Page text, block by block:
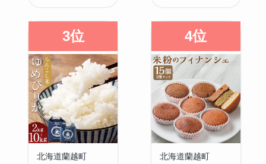
3位
北海道蘭越町
4位
北海道蘭越町